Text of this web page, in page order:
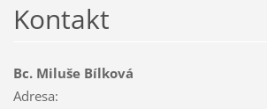
Kontakt
Bc. Miluše Bílková
Adresa: